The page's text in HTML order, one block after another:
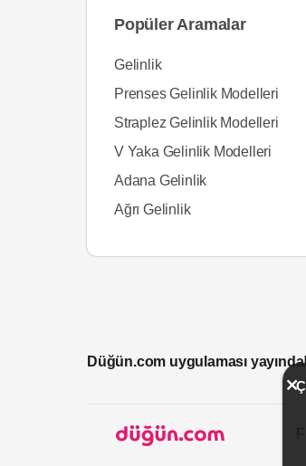
Popüler Aramalar
Gelinlik
Prenses Gelinlik Modelleri
Straplez Gelinlik Modelleri
V Yaka Gelinlik Modelleri
Adana Gelinlik
Ağrı Gelinlik
Düğün.com uygulaması